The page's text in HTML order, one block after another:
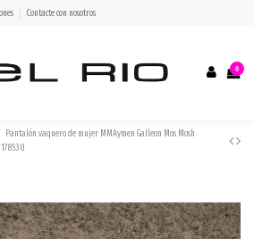
Contacte con nosotros
0
Pantalón vaquero de mujer MMAymen Galleon Mos Mosh